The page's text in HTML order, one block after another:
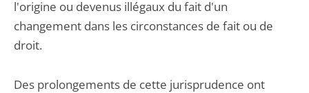
l'origine ou devenus illégaux du fait d'un
changement dans les circonstances de fait ou de
droit.
Des prolongements de cette jurisprudence ont